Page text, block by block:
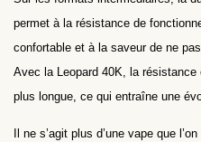
permet à la résistance de
confortable et à la saveur de ne
Avec la Leopard 40K, la
plus longue, ce qui entraîne une
Il ne s’agit plus d’une vape que